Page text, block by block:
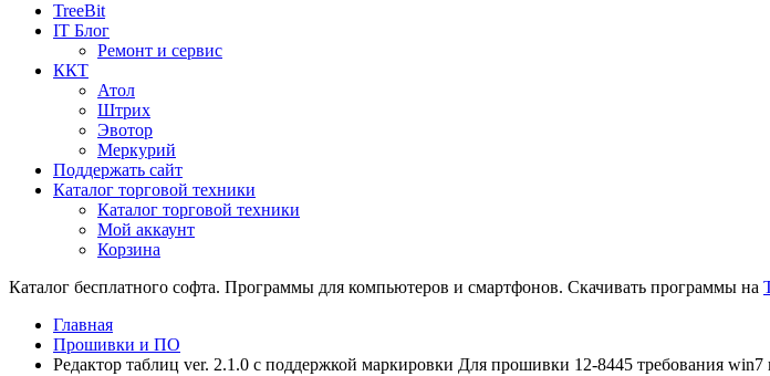
TreeBit
IT Блог
Ремонт и сервис
ККТ
Атол
Штрих
Эвотор
Меркурий
Поддержать сайт
Каталог торговой техники
Каталог торговой техники
Мой аккаунт
Корзина
Каталог бесплатного софта. Программы для компьютеров и смартфонов. Скачивать программы на
Главная
Прошивки и ПО
Редактор таблиц ver. 2.1.0 с поддержкой маркировки Для прошивки 12-8445 требования